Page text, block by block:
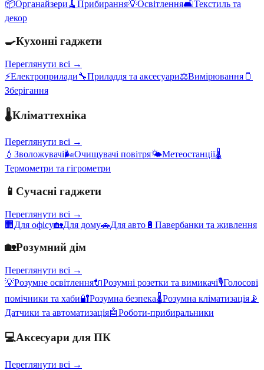
📦Органайзери 🧹 Прибирання💡Освітлення🛋️Текстиль та
декор
🍳Кухонні гаджети
Переглянути всі →
⚡Електроприлади🔧Приладдя та аксесуари⚖️Вимірювання 🫙
Зберігання
🌡️Кліматтехніка
Переглянути всі →
💧 Зволожувачі🌬️Очищувачі повітря🌤️Метеостанції🌡️
Термометри та гігрометри
📱 Сучасні гаджети
Переглянути всі →
🏢 Для офісу🏡Для дому🚗Для авто 🔋 Павербанки та живлення
🏡Розумний дім
Переглянути всі →
💡Розумне освітлення🔌Розумні розетки та вимикачі🎙️Голосові
помічники та хаби🔐Розумна безпека🌡️Розумна кліматизація 📡
Датчики та автоматизація🤖Роботи-прибиральники
💻Аксесуари для ПК
Переглянути всі →